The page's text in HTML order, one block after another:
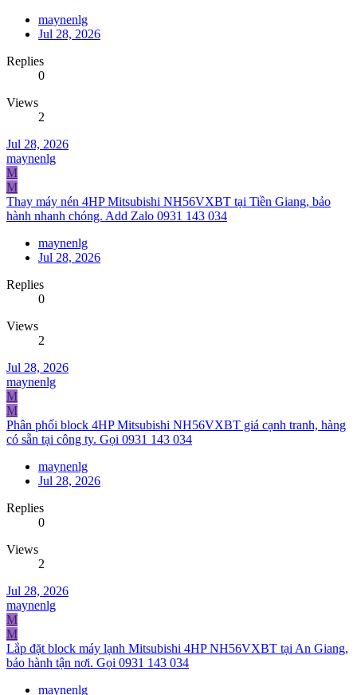
maynenlg
Jul 28, 2026
Replies
0
Views
2
Jul 28, 2026
maynenlg
M
M
Thay máy nén 4HP Mitsubishi NH56VXBT tại Tiền Giang, bảo
hành nhanh chóng. Add Zalo 0931 143 034
maynenlg
Jul 28, 2026
Replies
0
Views
2
Jul 28, 2026
maynenlg
M
M
Phân phối block 4HP Mitsubishi NH56VXBT giá cạnh tranh, hàng
có sẵn tại công ty. Gọi 0931 143 034
maynenlg
Jul 28, 2026
Replies
0
Views
2
Jul 28, 2026
maynenlg
M
M
Lắp đặt block máy lạnh Mitsubishi 4HP NH56VXBT tại An Giang,
bảo hành tận nơi. Gọi 0931 143 034
maynenlg